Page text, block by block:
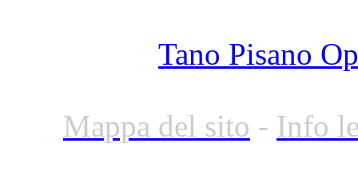
Tano Pisano
Mappa del sito - Info